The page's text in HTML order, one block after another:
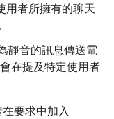
用者所擁有的聊天
靜音的訊息傳送電
在提及特定使用者
要求中加入